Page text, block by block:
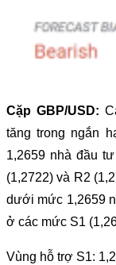
Cặp GBP/USD:
tăng trong ngắn
1,2659 nhà đầu
(1,2722) và R2
dưới mức 1,2659
ở các mức S1
Vùng hỗ trợ S1: